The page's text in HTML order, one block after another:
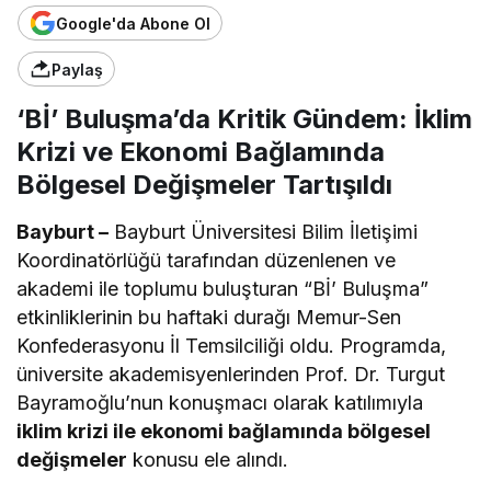
Google'da Abone Ol
Paylaş
‘Bİ’ Buluşma’da Kritik Gündem: İklim
Krizi ve Ekonomi Bağlamında
Bölgesel Değişmeler Tartışıldı
Bayburt – Bayburt Üniversitesi Bilim İletişimi
Koordinatörlüğü tarafından düzenlenen ve
akademi ile toplumu buluşturan “Bİ’ Buluşma”
etkinliklerinin bu haftaki durağı Memur-Sen
Konfederasyonu İl Temsilciliği oldu. Programda,
üniversite akademisyenlerinden Prof. Dr. Turgut
Bayramoğlu’nun konuşmacı olarak katılımıyla
iklim krizi ile ekonomi bağlamında bölgesel
değişmeler konusu ele alındı.